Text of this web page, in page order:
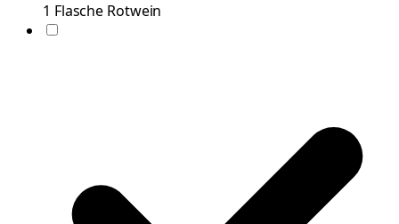
1 Flasche Rotwein